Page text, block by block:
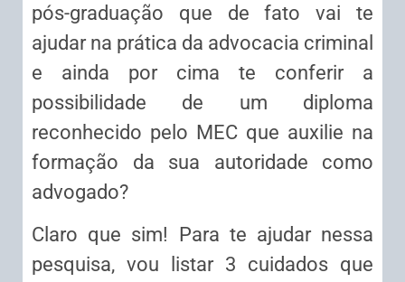
pós-graduação que de fato vai te
ajudar na prática da advocacia criminal
e ainda por cima te conferir a
possibilidade de um diploma
reconhecido pelo MEC que auxilie na
formação da sua autoridade como
advogado?
Claro que sim! Para te ajudar nessa
pesquisa, vou listar 3 cuidados que